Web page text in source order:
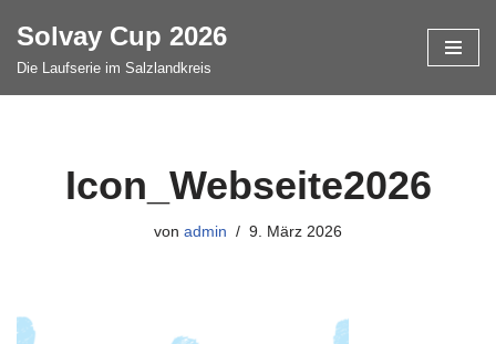
Zum
Solvay Cup 2026
Die Laufserie im Salzlandkreis
Icon_Webseite2026
von admin 9. März 2026